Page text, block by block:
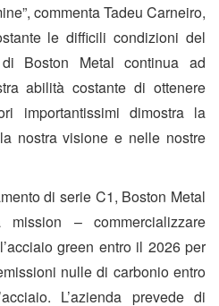
commenta Tadeu Carneiro,
le difficili condizioni del
Boston Metal continua ad
abilità costante di ottenere
importantissimi dimostra la
nostra visione e nelle nostre
di serie C1, Boston Metal
– commercializzare
green entro il 2026 per
nulle di carbonio entro
L’azienda prevede di